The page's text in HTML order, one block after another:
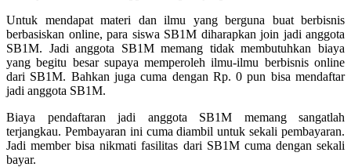
Untuk mendapat materi dan ilmu yang berguna buat berbisnis
berbasiskan online, para siswa SB1M diharapkan join jadi anggota
SB1M. Jadi anggota SB1M memang tidak membutuhkan biaya
yang begitu besar supaya memperoleh ilmu-ilmu berbisnis online
dari SB1M. Bahkan juga cuma dengan Rp. 0 pun bisa mendaftar
jadi anggota SB1M.
Biaya pendaftaran jadi anggota SB1M memang sangatlah
terjangkau. Pembayaran ini cuma diambil untuk sekali pembayaran.
Jadi member bisa nikmati fasilitas dari SB1M cuma dengan sekali
bayar.